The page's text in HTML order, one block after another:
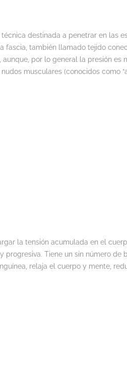
destinada a penetrar en las
fascia, también llamado tejido
por lo general la presión es
musculares (conocidos como
la tensión acumulada en el
Tiene un sin número de
relaja el cuerpo y mente,